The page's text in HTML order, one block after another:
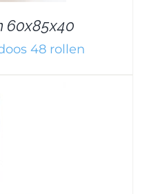
60x85x40
48 rollen